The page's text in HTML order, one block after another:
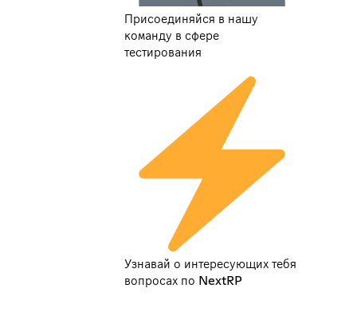
Присоединяйся в нашу
команду в сфере
тестирования
Узнавай о интересующих тебя
вопросах по NextRP